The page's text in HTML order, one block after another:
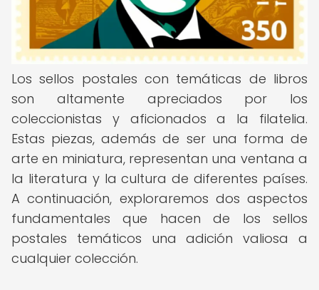
Los sellos postales con temáticas de libros
son altamente apreciados por los
coleccionistas y aficionados a la filatelia.
Estas piezas, además de ser una forma de
arte en miniatura, representan una ventana a
la literatura y la cultura de diferentes países.
A continuación, exploraremos dos aspectos
fundamentales que hacen de los sellos
postales temáticos una adición valiosa a
cualquier colección.